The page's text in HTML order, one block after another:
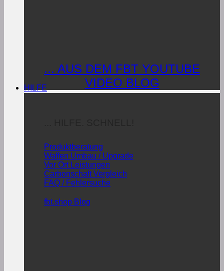
... AUS DEM FBT YOUTUBE
VIDEO BLOG
HILFE
Produktberatung
Waffen Umbau / Upgrade
Vor Ort Leistungen
Carbonschaft Vergleich
FAQ / Fehlersuche
fbt.shop Blog